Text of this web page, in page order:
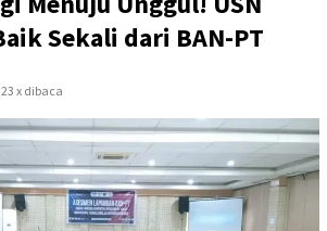
Sekali dari BAN-PT
23 x dibaca